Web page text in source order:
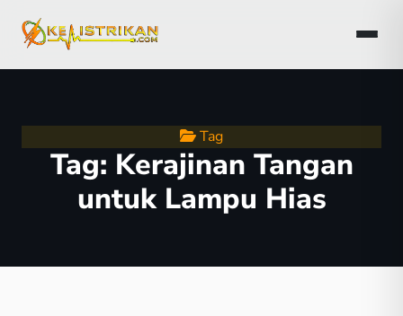
Tag
Tag: Kerajinan Tangan
untuk Lampu Hias